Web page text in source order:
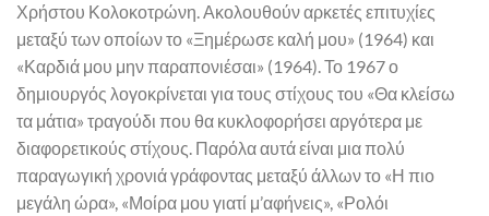
Χρήστου Κολοκοτρώνη. Ακολουθούν αρκετές επιτυχίες
μεταξύ των οποίων το «Ξημέρωσε καλή μου» (1964) και
«Καρδιά μου μην παραπονιέσαι» (1964). Το 1967 ο
δημιουργός λογοκρίνεται για τους στίχους του «Θα κλείσω
τα μάτια» τραγούδι που θα κυκλοφορήσει αργότερα με
διαφορετικούς στίχους. Παρόλα αυτά είναι μια πολύ
παραγωγική χρονιά γράφοντας μεταξύ άλλων το «Η πιο
μεγάλη ώρα», «Μοίρα μου γιατί μ’αφήνεις», «Ρολόι